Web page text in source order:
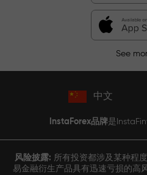
See
中文
InstaForex品牌是
风险披露: 所有投资都涉及某种程
易金融衍生产品具有迅速亏损的高